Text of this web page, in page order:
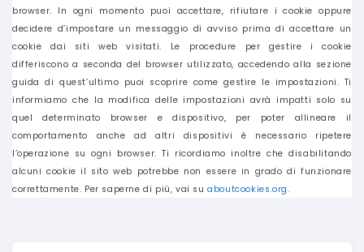
browser. In ogni momento puoi accettare, rifiutare i cookie oppure
decidere d’impostare un messaggio di avviso prima di accettare un
cookie dai siti web visitati. Le procedure per gestire i cookie
differiscono a seconda del browser utilizzato, accedendo alla sezione
guida di quest’ultimo puoi scoprire come gestire le impostazioni. Ti
informiamo che la modifica delle impostazioni avrà impatti solo su
quel determinato browser e dispositivo, per poter allineare il
comportamento anche ad altri dispositivi è necessario ripetere
l’operazione su ogni browser. Ti ricordiamo inoltre che disabilitando
alcuni cookie il sito web potrebbe non essere in grado di funzionare
correttamente. Per saperne di più, vai suaboutcookies.org.